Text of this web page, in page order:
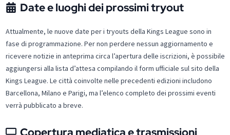
Date e luoghi dei prossimi tryout
Attualmente, le nuove date per i tryouts della Kings League ​sono in
fase di programmazione. Per non perdere nessun aggiornamento e
ricevere notizie in anteprima circa l’apertura delle iscrizioni, è possibile
aggiungersi alla lista d’attesa compilando il form ufficiale sul sito della
Kings League.​ Le città coinvolte nelle precedenti edizioni includono
Barcellona, Milano e Parigi, ma l’elenco completo dei prossimi eventi
verrà pubblicato a breve.​